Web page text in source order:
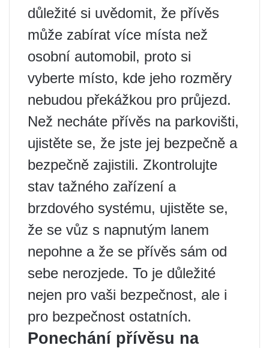
důležité si uvědomit, že přívěs
může zabírat více místa než
osobní automobil, proto si
vyberte místo, kde jeho rozměry
nebudou překážkou pro průjezd.
Než necháte přívěs na parkovišti,
ujistěte se, že jste jej bezpečně a
bezpečně zajistili. Zkontrolujte
stav tažného zařízení a
brzdového systému, ujistěte se,
že se vůz s napnutým lanem
nepohne a že se přívěs sám od
sebe nerozjede. To je důležité
nejen pro vaši bezpečnost, ale i
pro bezpečnost ostatních.
Ponechání přívěsu na